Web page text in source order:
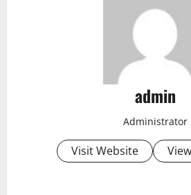
admin
Administrator
Visit Website